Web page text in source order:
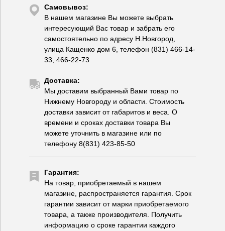
Самовывоз:
В нашем магазине Вы можете выбрать
интересующий Вас товар и забрать его
самостоятельно по адресу Н.Новгород,
улица Кащенко дом 6, телефон (831) 466-14-
33, 466-22-73
Доставка:
Мы доставим выбранный Вами товар по
Нижнему Новгороду и области. Стоимость
доставки зависит от габаритов и веса. О
времени и сроках доставки товара Вы
можете уточнить в магазине или по
телефону 8(831) 423-85-50
Гарантия:
На товар, приобретаемый в нашем
магазине, распространяется гарантия. Срок
гарантии зависит от марки приобретаемого
товара, а также производителя. Получить
информацию о сроке гарантии каждого